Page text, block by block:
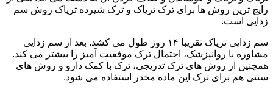
رایج ترین روش ها برای ترک تریاک و ترک شیرده تریاک روش سم
زدایی است.
سم زدایی تریاک تقریبا ۱۴ روز طول می کشد. بعد از سم زدایی
مشاوره با روانپزشک، احتمال ترک موفقیت آمیز را بیشتر می کند.
همچنین از روش های ترک تدریجی، ترک با کمک دارو و روش های
سنتی هم برای ترک این ماده مخدر استفاده می شود.